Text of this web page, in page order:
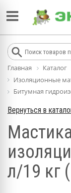
Главная Каталог
Изоляционные
Битумная
Вернуться в
л/19 кг